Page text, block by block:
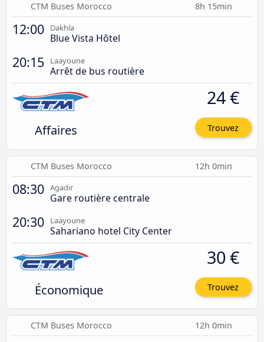
CTM Buses Morocco 8h 15min
12:00 Dakhla
Blue Vista Hôtel
20:15 Laayoune
Arrêt de bus routière
Affaires
24 €
Trouvez
CTM Buses Morocco 12h 0min
08:30 Agadir
Gare routière centrale
20:30 Laayoune
Sahariano hotel City Center
Économique
30 €
Trouvez
CTM Buses Morocco 12h 0min